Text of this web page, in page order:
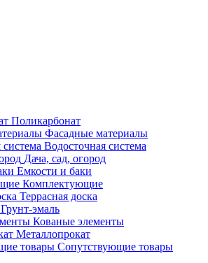
Поликарбонат
Фасадные материалы
Водосточная система
Дача, сад, огород
Емкости и баки
Комплектующие
Террасная доска
Грунт-эмаль
Кованые элементы
Металлопрокат
Сопутствующие товары